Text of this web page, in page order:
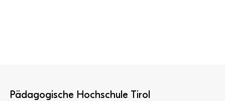
Pädagogische Hochschule Tirol